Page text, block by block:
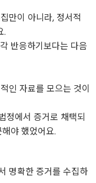
만이 아니라, 정서적
.
반응하기보다는 다음
인 자료를 모으는 것이
정에서 증거로 채택되
야 했었어요.
명확한 증거를 수집하